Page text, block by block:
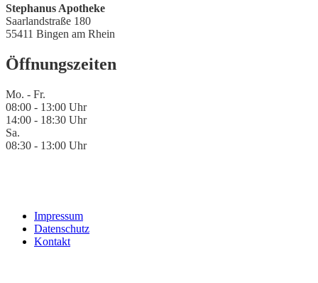
Stephanus Apotheke
Saarlandstraße 180
55411 Bingen am Rhein
Öffnungszeiten
Mo. - Fr.
08:00 - 13:00 Uhr
14:00 - 18:30 Uhr
Sa.
08:30 - 13:00 Uhr
Impressum
Datenschutz
Kontakt